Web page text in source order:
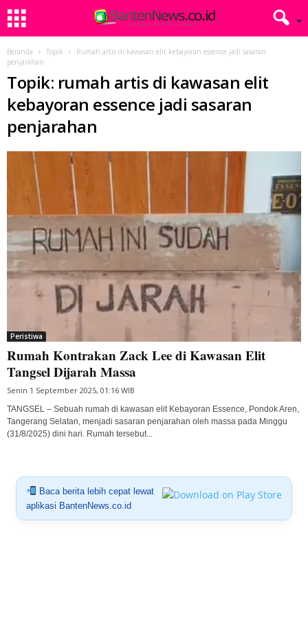
Beranda Topik
Rumah artis di kawasan elit kebayoran essence jadi sasaran
penjarahan
Topik: rumah artis di kawasan elit
kebayoran essence jadi sasaran
penjarahan
Peristiwa
Rumah Kontrakan Zack Lee di Kawasan Elit
Tangsel Dijarah Massa
Senin 1 September 2025, 01:16 WIB
TANGSEL – Sebuah rumah di kawasan elit Kebayoran Essence, Pondok Aren,
Tangerang Selatan, menjadi sasaran penjarahan oleh massa pada Minggu
(31/8/2025) dini hari. Rumah tersebut...
Baca berita lebih cepat lewat
aplikasi BantenNews.co.id